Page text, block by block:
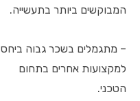
המבוקשים ביותר בתעשייה.
– מתגמלים בשכר גבוה ביחס
למקצועות אחרים בתחום
הטכני.